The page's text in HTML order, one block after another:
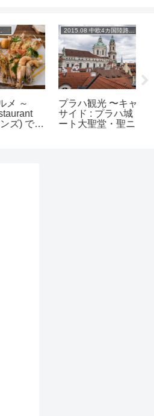
2015.08 中欧4カ国陸路1400km+の旅
プラハ観光 〜キャッスル
サイド : プラハ城・聖ヴィ
ート大聖堂・聖ニコラス